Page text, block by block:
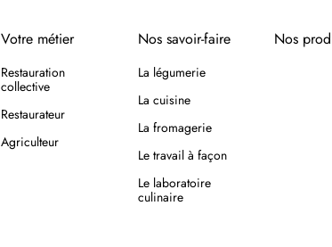
Votre métier
Restauration
collective
Restaurateur
Agriculteur
Nos savoir-faire
La légumerie
La cuisine
La fromagerie
Le travail à façon
Le laboratoire
culinaire
Nos